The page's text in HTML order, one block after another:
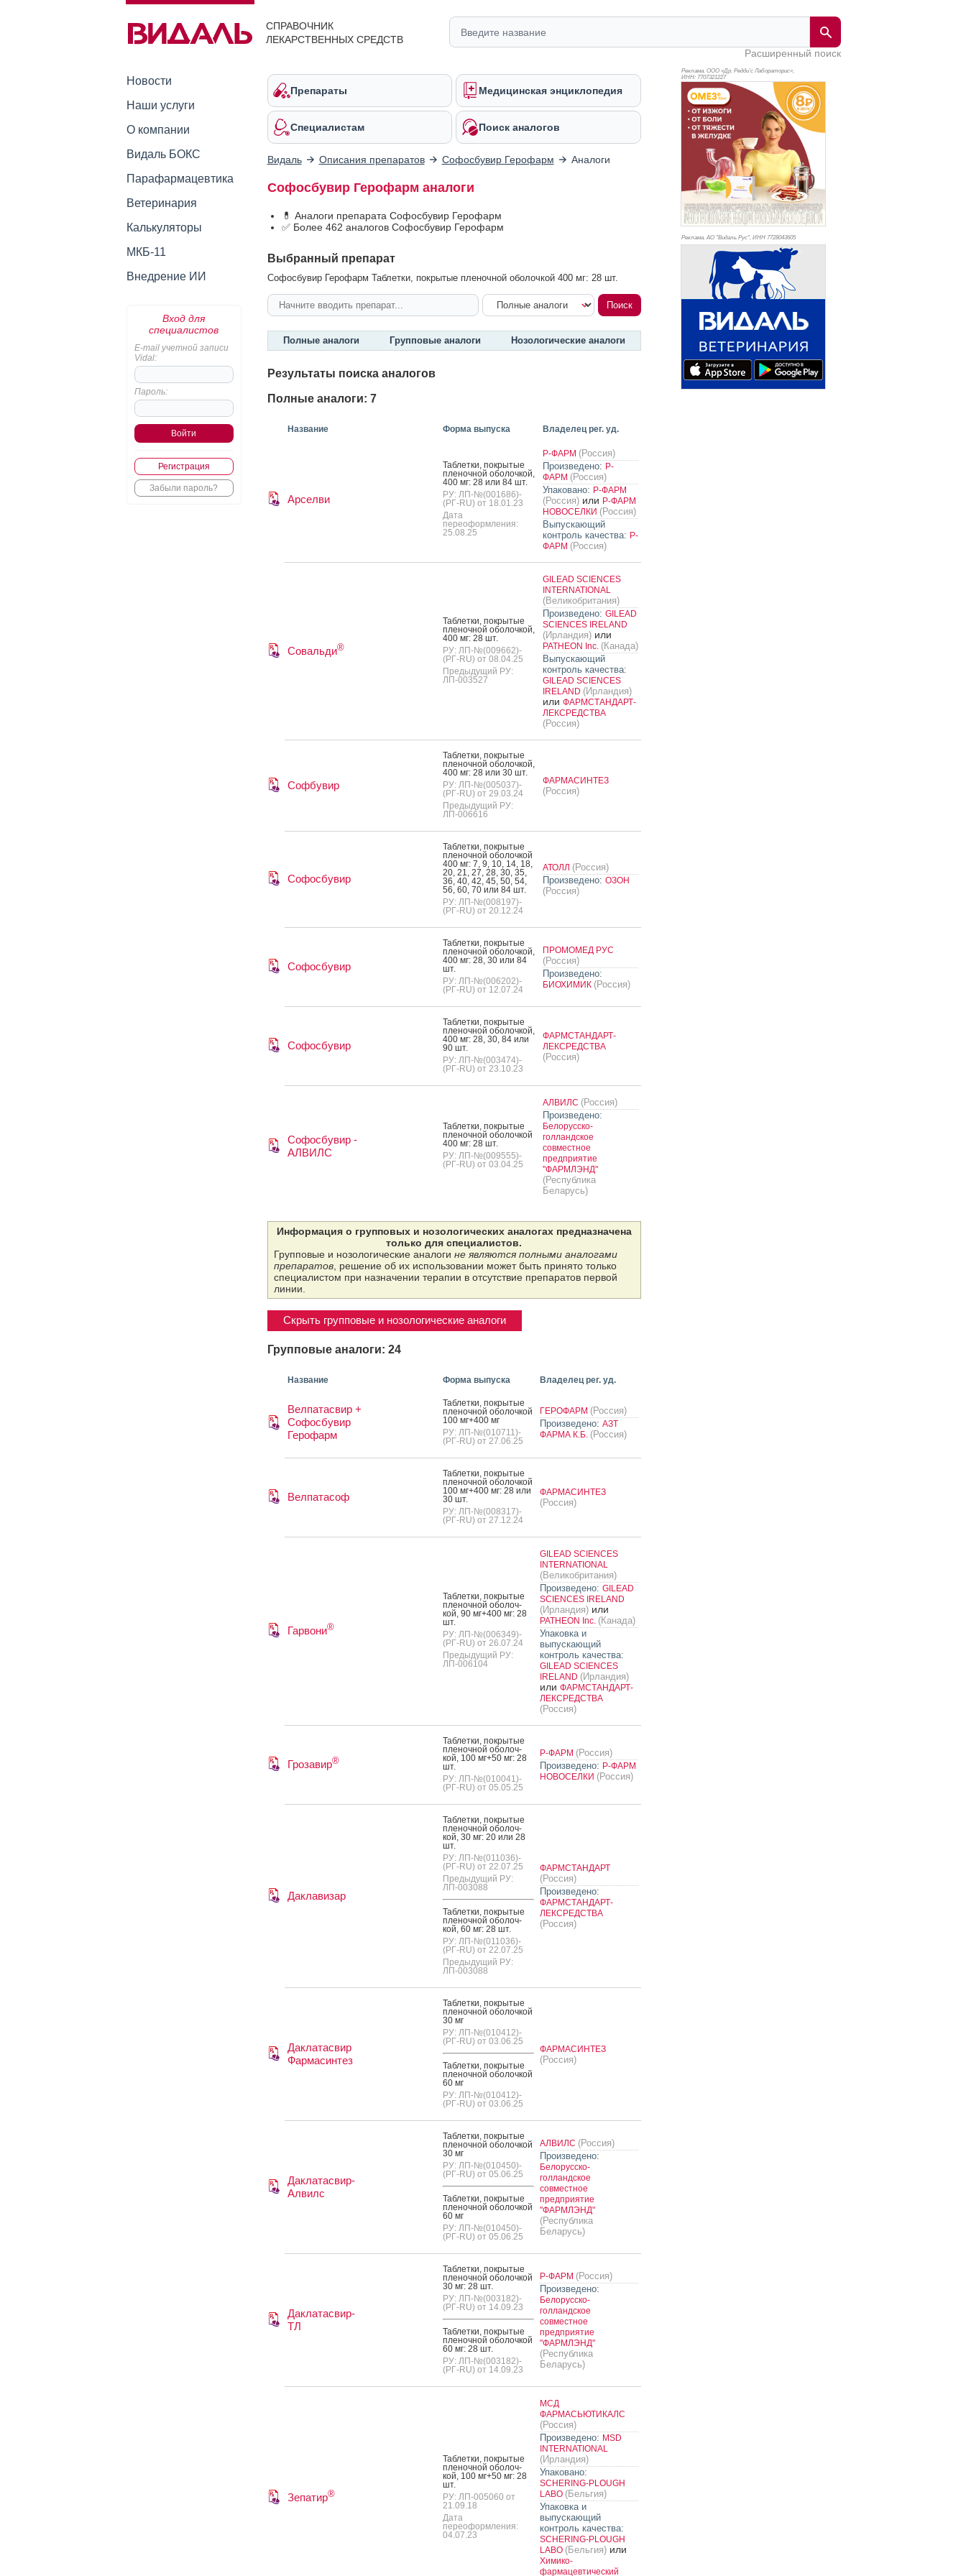
СПРАВОЧНИК
ЛЕКАРСТВЕННЫХ СРЕДСТВ
Расширенный поиск
Новости
Наши услуги
О компании
Видаль БОКС
Парафармацевтика
Ветеринария
Калькуляторы
МКБ-11
Внедрение ИИ
Вход для
специалистов
E-mail учетной записи
Vidal:
Пароль:
Регистрация
Забыли пароль?
Препараты Медицинская энциклопедия
Специалистам Поиск аналогов
Видаль Описания препаратов Софосбувир Герофарм Аналоги
Софосбувир Герофарм аналоги
💊 Аналоги препарата Софосбувир Герофарм
✅ Более 462 аналогов Софосбувир Герофарм
Выбранный препарат
Софосбувир Герофарм Таблетки, покрытые пленочной оболочкой 400 мг: 28 шт.
Полные аналоги Групповые аналоги Нозологические аналоги
Результаты поиска аналогов
Полные аналоги: 7
Название Форма выпуска Владелец рег. уд.
Арселви
Таб­летки, пок­ры­тые
пле­ноч­ной обо­лоч­кой,
400 мг: 28 или 84 шт.
РУ: ЛП-№(001686)-
(РГ-RU) от 18.01.23
Дата
переоформления:
25.08.25
Р-ФАРМ (Россия)
Произведено: Р-
ФАРМ (Россия)
Упаковано: Р-ФАРМ
(Россия)или Р-ФАРМ
НОВОСЕЛКИ (Россия)
Выпускающий
контроль качества: Р-
ФАРМ (Россия)
Совальди®
Таб­летки, пок­ры­тые
пле­ноч­ной обо­лоч­кой,
400 мг: 28 шт.
РУ: ЛП-№(009662)-
(РГ-RU) от 08.04.25
Предыдущий РУ:
ЛП-003527
GILEAD SCIENCES
INTERNATIONAL
(Великобритания)
Произведено: GILEAD
SCIENCES IRELAND
(Ирландия)или
PATHEON Inc. (Канада)
Выпускающий
контроль качества:
GILEAD SCIENCES
IRELAND (Ирландия)
или ФАРМСТАНДАРТ-
ЛЕКСРЕДСТВА
(Россия)
Софбувир
Таб­летки, пок­ры­тые
пле­ноч­ной обо­лоч­кой,
400 мг: 28 или 30 шт.
РУ: ЛП-№(005037)-
(РГ-RU) от 29.03.24
Предыдущий РУ:
ЛП-006616
ФАРМАСИНТЕЗ
(Россия)
Софосбувир
Таб­летки, пок­ры­тые
пле­ноч­ной обо­лоч­кой
400 мг: 7, 9, 10, 14, 18,
20, 21, 27, 28, 30, 35,
36, 40, 42, 45, 50, 54,
56, 60, 70 или 84 шт.
РУ: ЛП-№(008197)-
(РГ-RU) от 20.12.24
АТОЛЛ (Россия)
Произведено: ОЗОН
(Россия)
Софосбувир
Таб­летки, пок­ры­тые
пле­ноч­ной обо­лоч­кой,
400 мг: 28, 30 или 84
шт.
РУ: ЛП-№(006202)-
(РГ-RU) от 12.07.24
ПРОМОМЕД РУС
(Россия)
Произведено:
БИОХИМИК (Россия)
Софосбувир
Таб­летки, пок­ры­тые
пле­ноч­ной обо­лоч­кой,
400 мг: 28, 30, 84 или
90 шт.
РУ: ЛП-№(003474)-
(РГ-RU) от 23.10.23
ФАРМСТАНДАРТ-
ЛЕКСРЕДСТВА
(Россия)
Софосбувир -
АЛВИЛС
Таб­летки, пок­ры­тые
пле­ноч­ной обо­лоч­кой
400 мг: 28 шт.
РУ: ЛП-№(009555)-
(РГ-RU) от 03.04.25
АЛВИЛС (Россия)
Произведено:
Белорусско-
голландское
совместное
предприятие
"ФАРМЛЭНД"
(Республика
Беларусь)
Информация о групповых и нозологических аналогах предназначена
только для специалистов.
Групповые и нозологические аналоги не являются полными аналогами
препаратов, решение об их использовании может быть принято только
специалистом при назначении терапии в отсутствие препаратов первой
линии.
Скрыть групповые и нозологические аналоги
Групповые аналоги: 24
Название Форма выпуска Владелец рег. уд.
Велпатасвир +
Софосбувир
Герофарм
Таб­летки, пок­ры­тые
пле­ноч­ной обо­лоч­кой
100 мг+400 мг
РУ: ЛП-№(010711)-
(РГ-RU) от 27.06.25
ГЕРОФАРМ (Россия)
Произведено: АЗТ
ФАРМА К.Б. (Россия)
Велпатасоф
Таб­летки, пок­ры­тые
пле­ноч­ной обо­лоч­кой
100 мг+400 мг: 28 или
30 шт.
РУ: ЛП-№(008317)-
(РГ-RU) от 27.12.24
ФАРМАСИНТЕЗ
(Россия)
Гарвони®
Таб­летки, пок­ры­тые
пле­ноч­ной обо­лоч­
кой, 90 мг+400 мг: 28
шт.
РУ: ЛП-№(006349)-
(РГ-RU) от 26.07.24
Предыдущий РУ:
ЛП-006104
GILEAD SCIENCES
INTERNATIONAL
(Великобритания)
Произведено: GILEAD
SCIENCES IRELAND
(Ирландия)или
PATHEON Inc. (Канада)
Упаковка и
выпускающий
контроль качества:
GILEAD SCIENCES
IRELAND (Ирландия)
или ФАРМСТАНДАРТ-
ЛЕКСРЕДСТВА
(Россия)
Грозавир®
Таб­летки, пок­ры­тые
пле­ноч­ной обо­лоч­
кой, 100 мг+50 мг: 28
шт.
РУ: ЛП-№(010041)-
(РГ-RU) от 05.05.25
Р-ФАРМ (Россия)
Произведено: Р-ФАРМ
НОВОСЕЛКИ (Россия)
Даклавизар
Таб­летки, пок­ры­тые
пле­ноч­ной обо­лоч­
кой, 30 мг: 20 или 28
шт.
РУ: ЛП-№(011036)-
(РГ-RU) от 22.07.25
Предыдущий РУ:
ЛП-003088
Таб­летки, пок­ры­тые
пле­ноч­ной обо­лоч­
кой, 60 мг: 28 шт.
РУ: ЛП-№(011036)-
(РГ-RU) от 22.07.25
Предыдущий РУ:
ЛП-003088
ФАРМСТАНДАРТ
(Россия)
Произведено:
ФАРМСТАНДАРТ-
ЛЕКСРЕДСТВА
(Россия)
Даклатасвир
Фармасинтез
Таб­летки, пок­ры­тые
пле­ноч­ной обо­лоч­кой
30 мг
РУ: ЛП-№(010412)-
(РГ-RU) от 03.06.25
Таб­летки, пок­ры­тые
пле­ноч­ной обо­лоч­кой
60 мг
РУ: ЛП-№(010412)-
(РГ-RU) от 03.06.25
ФАРМАСИНТЕЗ
(Россия)
Даклатасвир-
Алвилс
Таб­летки, пок­ры­тые
пле­ноч­ной обо­лоч­кой
30 мг
РУ: ЛП-№(010450)-
(РГ-RU) от 05.06.25
Таб­летки, пок­ры­тые
пле­ноч­ной обо­лоч­кой
60 мг
РУ: ЛП-№(010450)-
(РГ-RU) от 05.06.25
АЛВИЛС (Россия)
Произведено:
Белорусско-
голландское
совместное
предприятие
"ФАРМЛЭНД"
(Республика
Беларусь)
Даклатасвир-
ТЛ
Таб­летки, пок­ры­тые
пле­ноч­ной обо­лоч­кой
30 мг: 28 шт.
РУ: ЛП-№(003182)-
(РГ-RU) от 14.09.23
Таб­летки, пок­ры­тые
пле­ноч­ной обо­лоч­кой
60 мг: 28 шт.
РУ: ЛП-№(003182)-
(РГ-RU) от 14.09.23
Р-ФАРМ (Россия)
Произведено:
Белорусско-
голландское
совместное
предприятие
"ФАРМЛЭНД"
(Республика
Беларусь)
Зепатир®
Таб­летки, пок­ры­тые
пле­ноч­ной обо­лоч­
кой, 100 мг+50 мг: 28
шт.
РУ: ЛП-005060 от
21.09.18
Дата
переоформления:
04.07.23
МСД
ФАРМАСЬЮТИКАЛС
(Россия)
Произведено: MSD
INTERNATIONAL
(Ирландия)
Упаковано:
SCHERING-PLOUGH
LABO (Бельгия)
Упаковка и
выпускающий
контроль качества:
SCHERING-PLOUGH
LABO (Бельгия)или
Химико-
фармацевтический
Реклама. ООО «Др. Редди’с Лабораторис»,
ИНН: 7707321227
Реклама. АО "Видаль Рус", ИНН 7728043605